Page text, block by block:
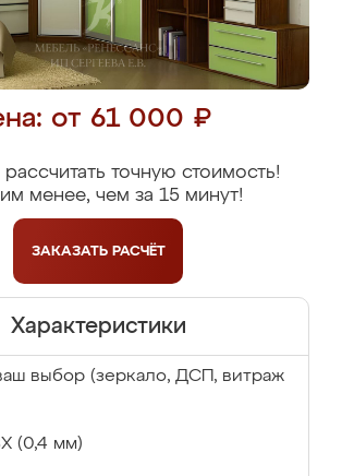
от 61 000 ₽
точную стоимость!
менее, чем за 15 минут!
ЗАКАЗАТЬ РАСЧЁТ
Характеристики
выбор (зеркало, ДСП, витраж
(0,4 мм)